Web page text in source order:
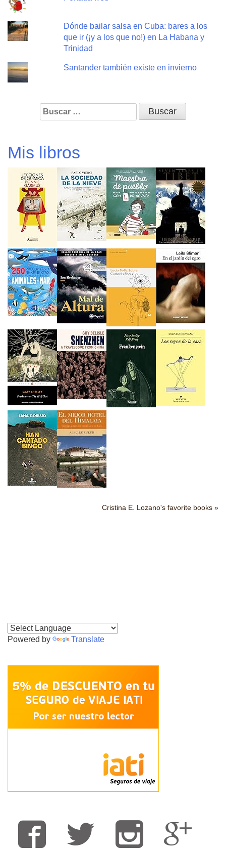
Dónde bailar salsa en Cuba: bares a los
que ir (¡y a los que no!) en La Habana y
Trinidad
Santander también existe en invierno
Buscar:
Mis libros
Cristina E. Lozano's favorite books »
Powered by Translate